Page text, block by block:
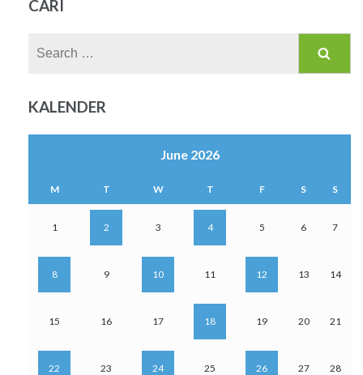
CARI
KALENDER
June 2026
M T W T F S S
1 2 3 4 5 6 7
8 9 10 11 12 13 14
15 16 17 18 19 20 21
22 23 24 25 26 27 28